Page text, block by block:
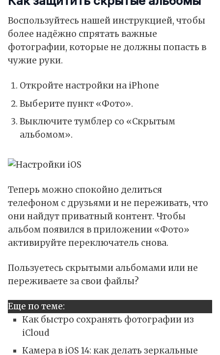
Воспользуйтесь нашей инструкцией, чтобы
более надёжно спрятать важные
фотографии, которые не должны попасть в
чужие руки.
Откройте настройки на iPhone
Выберите пункт «Фото».
Выключите тумблер со «Скрытым
альбомом».
Теперь можно спокойно делиться
телефоном с друзьями и не переживать, что
они найдут приватный контент. Чтобы
альбом появился в приложении «Фото»
активируйте переключатель снова.
Пользуетесь скрытыми альбомами или не
переживаете за свои файлы?
Еще по теме:
Как быстро сохранять фотографии из
iCloud
Камера в iOS 14: как делать зеркальные